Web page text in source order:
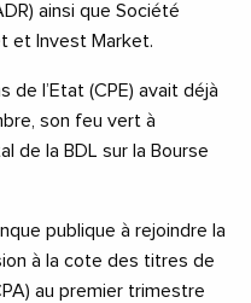
ainsi que Société
et Invest Market.
de l’Etat (CPE) avait déjà
son feu vert à
de la BDL sur la Bourse
publique à rejoindre la
à la cote des titres de
au premier trimestre